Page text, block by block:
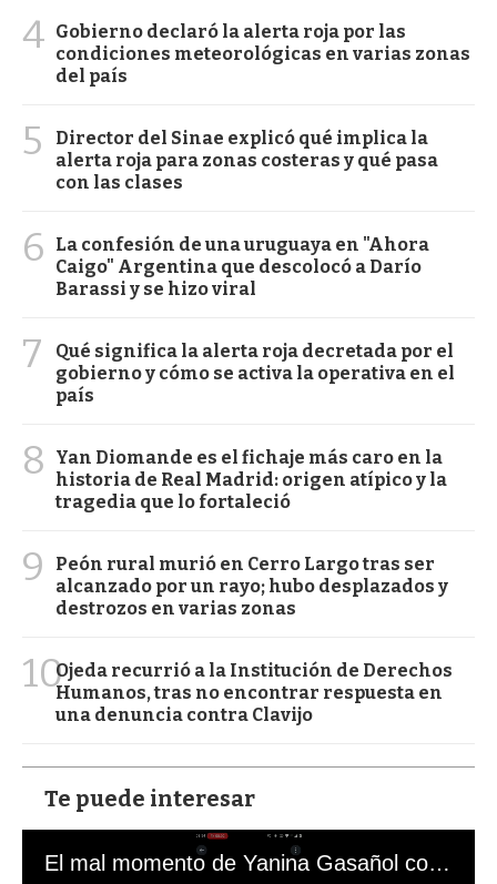
4 Gobierno declaró la alerta roja por las
condiciones meteorológicas en varias zonas
del país
5
Director del Sinae explicó qué implica la
alerta roja para zonas costeras y qué pasa
con las clases
6
La confesión de una uruguaya en "Ahora
Caigo" Argentina que descolocó a Darío
Barassi y se hizo viral
7
Qué significa la alerta roja decretada por el
gobierno y cómo se activa la operativa en el
país
8
Yan Diomande es el fichaje más caro en la
historia de Real Madrid: origen atípico y la
tragedia que lo fortaleció
9
Peón rural murió en Cerro Largo tras ser
alcanzado por un rayo; hubo desplazados y
destrozos en varias zonas
10Ojeda recurrió a la Institución de Derechos
Humanos, tras no encontrar respuesta en
una denuncia contra Clavijo
Te puede interesar
El mal momento de Yanina Gasañol con un hincha argentino en "Subrayado"